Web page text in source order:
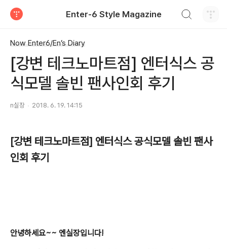
Enter-6 Style Magazine
Now Enter6/En’s Diary
[강변 테크노마트점] 엔터식스 공
식모델 솔빈 팬사인회 후기
n실장 2018. 6. 19. 14:15
[강변 테크노마트점] 엔터식스 공식모델 솔빈 팬사
인회 후기
안녕하세요~~ 엔실장입니다!